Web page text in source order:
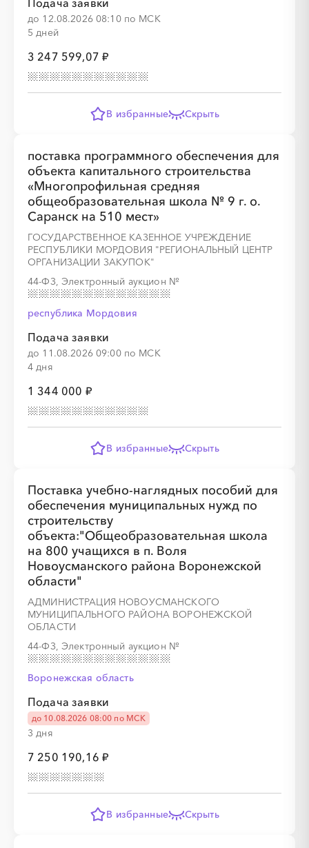
Подача заявки
до 12.08.2026 08:10 по МСК
5 дней
3 247 599,07 ₽
В избранные Скрыть
поставка программного обеспечения для
объекта капитального строительства
«Многопрофильная средняя
общеобразовательная школа № 9 г. о.
Саранск на 510 мест»
ГОСУДАРСТВЕННОЕ КАЗЕННОЕ УЧРЕЖДЕНИЕ
РЕСПУБЛИКИ МОРДОВИЯ "РЕГИОНАЛЬНЫЙ ЦЕНТР
ОРГАНИЗАЦИИ ЗАКУПОК"
44-ФЗ, Электронный аукцион №
республика Мордовия
Подача заявки
до 11.08.2026 09:00 по МСК
4 дня
1 344 000 ₽
В избранные Скрыть
Поставка учебно-наглядных пособий для
обеспечения муниципальных нужд по
строительству
объекта:"Общеобразовательная школа
на 800 учащихся в п. Воля
Новоусманского района Воронежской
области"
АДМИНИСТРАЦИЯ НОВОУСМАНСКОГО
МУНИЦИПАЛЬНОГО РАЙОНА ВОРОНЕЖСКОЙ
ОБЛАСТИ
44-ФЗ, Электронный аукцион №
Воронежская область
Подача заявки
до 10.08.2026 08:00 по МСК
3 дня
7 250 190,16 ₽
В избранные Скрыть